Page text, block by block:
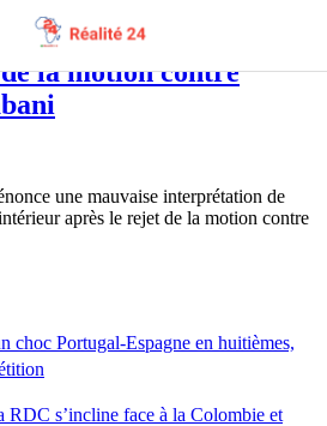
: Marcel Zuma
la motion contre
une mauvaise interprétation de
après le rejet de la motion contre
choc Portugal-Espagne en huitièmes,
RDC s’incline face à la Colombie et